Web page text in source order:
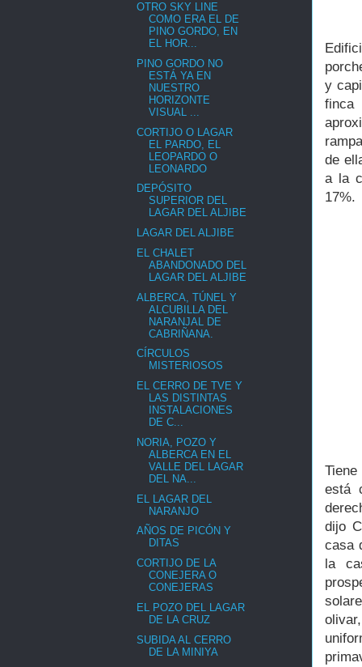
y
de
a la
está
dijo
casa
la
OTRO SKY LINE
COMO ERA EL DE
PINO GORDO, EN
EL HOR...
PINO GORDO NO
ESTÁ YA EN
NUESTRO
HORIZONTE
VISUAL ...
CORTIJO O LAGAR
EL PARDO, EL
LEOPARDO O
LEONARDO
DEPÓSITO
SUPERIOR DEL
LAGAR DEL ALJIBE
LAGAR DEL ALJIBE
EL CHALET
ABANDONADO DEL
LAGAR DEL ALJIBE
ALBERCA, TÚNEL Y
ALCUBILLA DEL
NARANJAL DE
CABRIÑANA.
CÍRCULOS
MISTERIOSOS
EL CERRO DE TVE Y
LAS DISTINTAS
INSTALACIONES
DE C...
NORIA, POZO Y
ALBERCA EN EL
VALLE DEL LAGAR
DEL NA...
EL LAGAR DEL
NARANJO
AÑOS DE PICÓN Y
DITAS
CORTIJO DE LA
CONEJERA O
CONEJERAS
EL POZO DEL LAGAR
DE LA CRUZ
SUBIDA AL CERRO
DE LA MINIYA